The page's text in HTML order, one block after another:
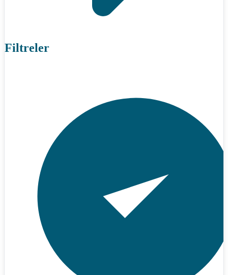
Filtreler